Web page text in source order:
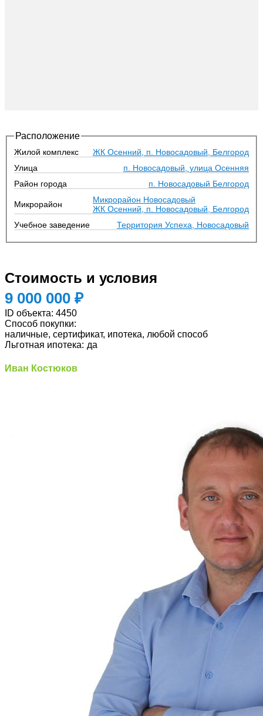
Расположение
Жилой комплекс
ЖК Осенний, п. Новосадовый, Белгород
Улица
п. Новосадовый, улица Осенняя
Район города
п. Новосадовый Белгород
Микрорайон
Микрорайон Новосадовый
ЖК Осенний, п. Новосадовый, Белгород
Учебное заведение
Территория Успеха, Новосадовый
Стоимость и условия
9 000 000 ₽
ID объекта: 4450
Способ покупки:
наличные, сертификат, ипотека, любой способ
Льготная ипотека: да
Иван Костюков